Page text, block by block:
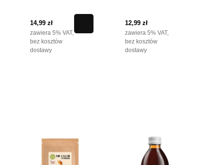
14,99 zł
zawiera 5% VAT,
bez kosztów
dostawy
12,99 zł
zawiera 5% VAT,
bez kosztów
dostawy